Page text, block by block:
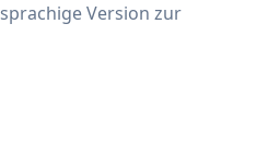
Version zur